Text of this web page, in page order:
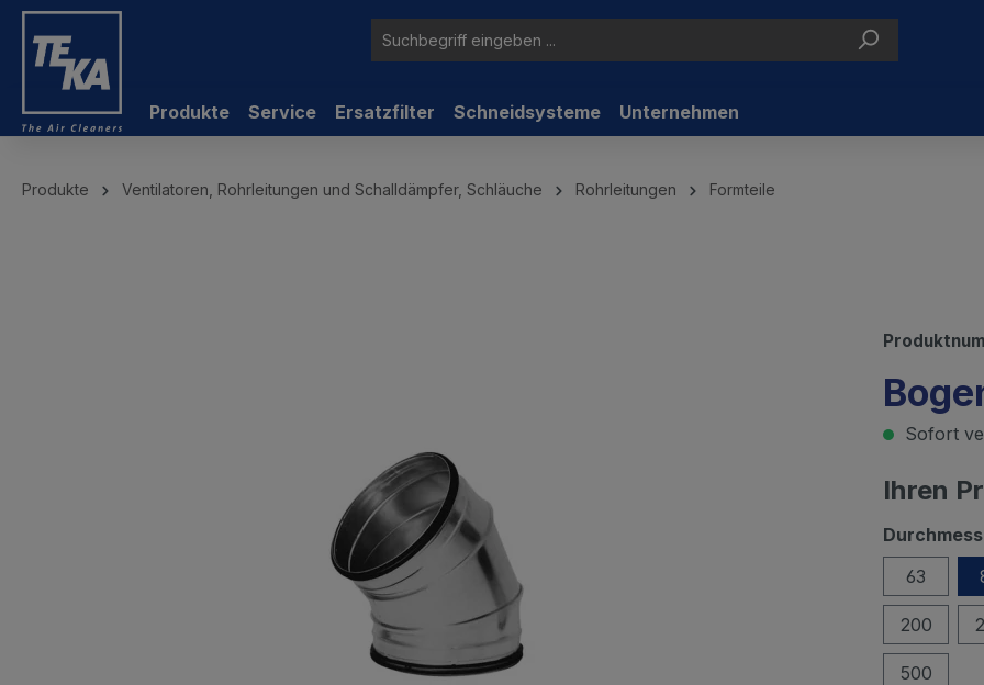
Produkte Service Ersatzfilter Schneidsysteme Unternehmen
Produkte Ventilatoren, Rohrleitungen und Schalldämpfer, Schläuche Rohrleitungen Formteile
Sofort
Ihren
63
200
500